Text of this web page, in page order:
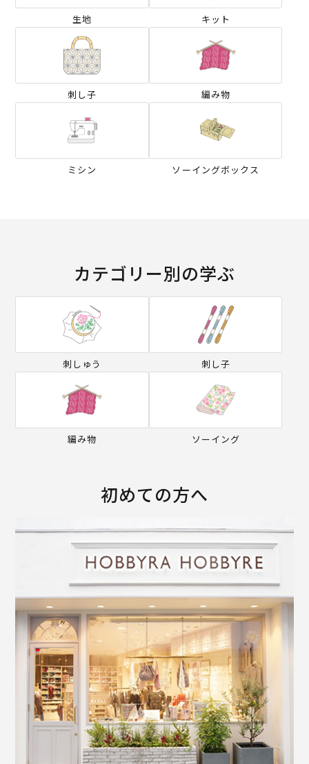
生地 キット
刺し子 編み物
ミシン ソーイングボックス
カテゴリー別の学ぶ
刺しゅう 刺し子
編み物 ソーイング
初めての方へ